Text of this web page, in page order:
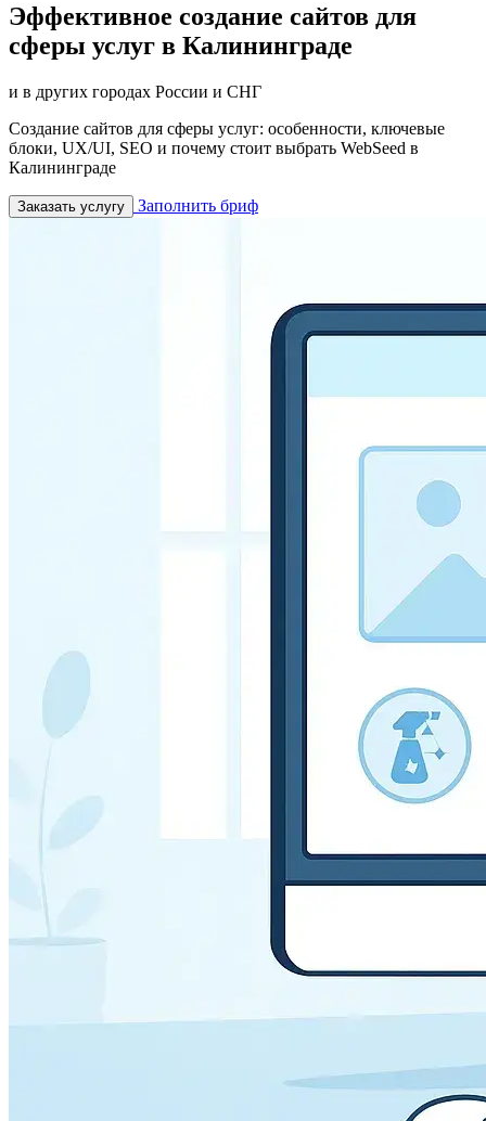
Эффективное создание сайтов для
сферы услуг в Калининграде
и в других городах России и СНГ
Создание сайтов для сферы услуг: особенности, ключевые
блоки, UX/UI, SEO и почему стоит выбрать WebSeed в
Калининграде
Заказать услугу Заполнить бриф